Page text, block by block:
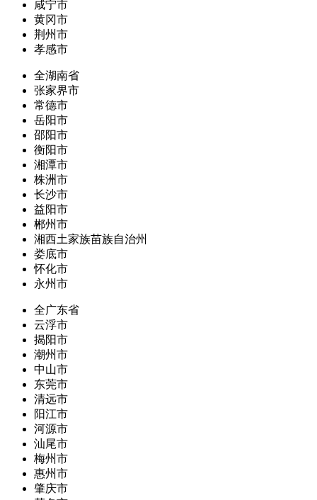
咸宁市
黄冈市
荆州市
孝感市
全湖南省
张家界市
常德市
岳阳市
邵阳市
衡阳市
湘潭市
株洲市
长沙市
益阳市
郴州市
湘西土家族苗族自治州
娄底市
怀化市
永州市
全广东省
云浮市
揭阳市
潮州市
中山市
东莞市
清远市
阳江市
河源市
汕尾市
梅州市
惠州市
肇庆市